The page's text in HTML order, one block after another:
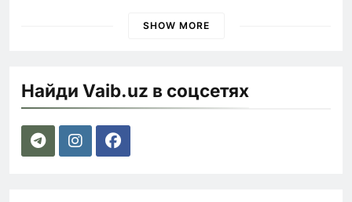
SHOW MORE
Найди Vaib.uz в соцсетях